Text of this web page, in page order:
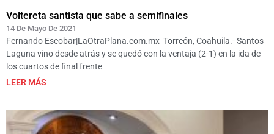
Voltereta santista que sabe a semifinales
14 De Mayo De 2021
Fernando Escobar|LaOtraPlana.com.mx Torreón, Coahuila.- Santos
Laguna vino desde atrás y se quedó con la ventaja (2-1) en la ida de
los cuartos de final frente
LEER MÁS